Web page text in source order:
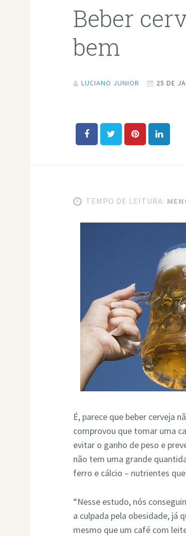
Beber
bem
LUCIANO JUNIOR 25 DE
TEMPO DE LEITURA:
É, parece que beber cerveja
comprovou que tomar uma
evitar o ganho de peso e
não tem uma grande
ferro e cálcio – nutrientes
“Nesse estudo, nós
a culpada pela obesidade, já
mesmo que um café com